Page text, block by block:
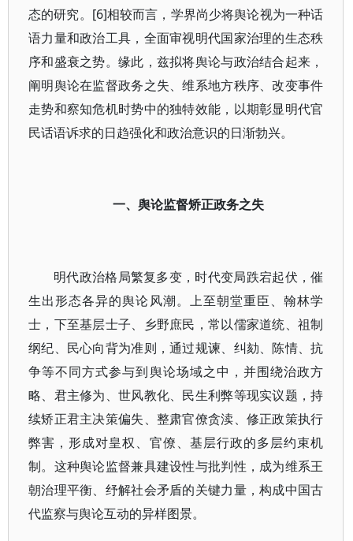
态的研究。[6]相较而言，学界尚少将舆论视为一种话
语力量和政治工具，全面审视明代国家治理的生态秩
序和盛衰之势。缘此，兹拟将舆论与政治结合起来，
阐明舆论在监督政务之失、维系地方秩序、改变事件
走势和察知危机时势中的独特效能，以期彰显明代官
民话语诉求的日趋强化和政治意识的日渐勃兴。
一、舆论监督矫正政务之失
明代政治格局繁复多变，时代变局跌宕起伏，催
生出形态各异的舆论风潮。上至朝堂重臣、翰林学
士，下至基层士子、乡野庶民，常以儒家道统、祖制
纲纪、民心向背为准则，通过规谏、纠劾、陈情、抗
争等不同方式参与到舆论场域之中，并围绕治政方
略、君主修为、世风教化、民生利弊等现实议题，持
续矫正君主决策偏失、整肃官僚贪渎、修正政策执行
弊害，形成对皇权、官僚、基层行政的多层约束机
制。这种舆论监督兼具建设性与批判性，成为维系王
朝治理平衡、纾解社会矛盾的关键力量，构成中国古
代监察与舆论互动的异样图景。